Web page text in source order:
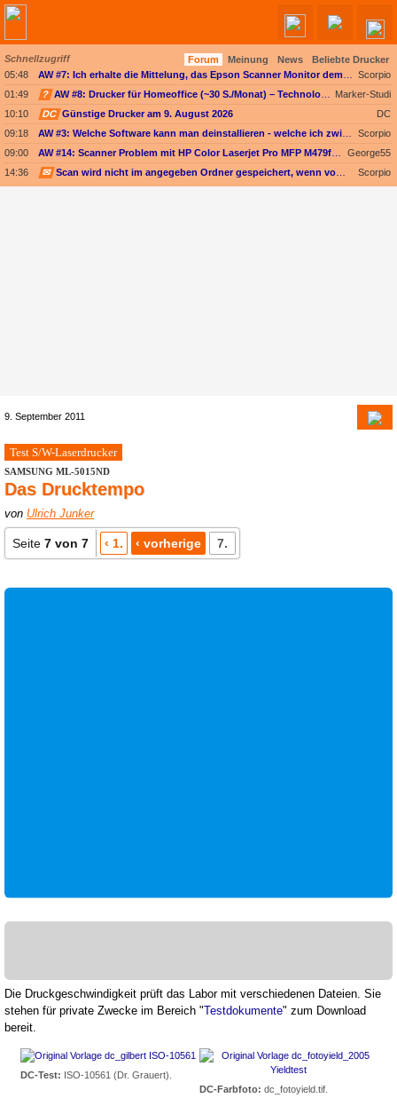
Schnellzugriff Forum Meinung News
Beliebte Drucker
05:48
Scorpio
01:49
?
Marker-Studi
10:10
DC Günstige Drucker am 9. August 2026
DC
09:18
Scorpio
09:00
George55
14:36
✉ Scorpio
9. September 2011
Test S/W-Laserdrucker
SAMSUNG ML-5015ND
Das Drucktempo
von Ulrich Junker
Seite 7 von 7 ‹ 1. ‹ vorherige 7.
Angebote werden geladen...
Die Druckgeschwindigkeit prüft das Labor mit verschiedenen Dateien. Sie
stehen für private Zwecke im Bereich "Testdokumente" zum Download
bereit.
DC-Test: ISO-10561 (Dr. Grauert).
DC-Farbfoto: dc_fotoyield.tif.